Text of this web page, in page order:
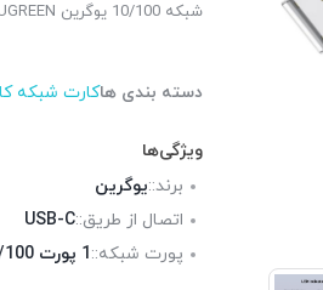
شبکه 10/100 یوگرین UGREEN مدل 20253
دسته بندی هاکارت شبکه
ویژگی‌ها
برند::یوگرین
اتصال از طریق::USB-C
پورت شبکه::1 پورت 10/100